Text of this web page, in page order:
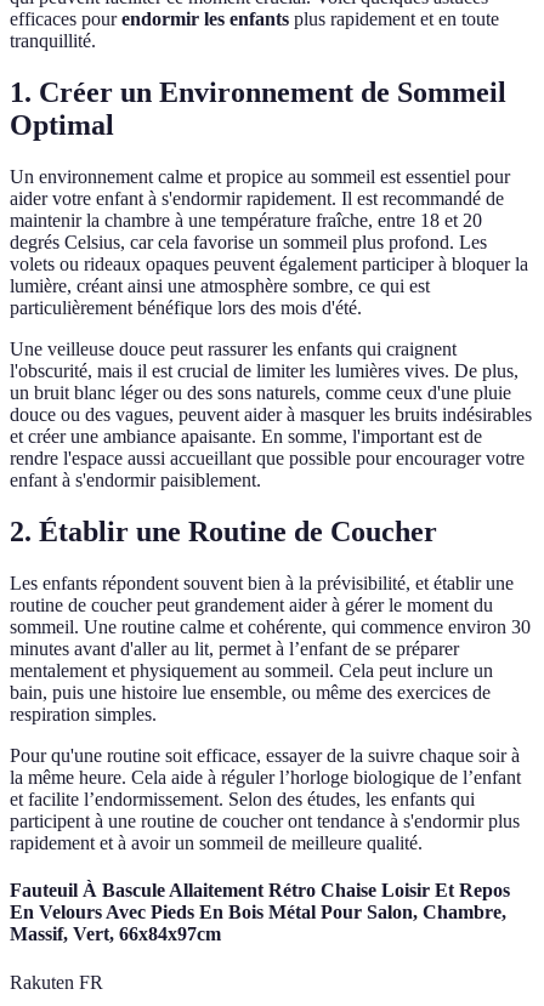
efficaces pourendormir les enfants plus rapidement et en toute
tranquillité.
1. Créer un Environnement de Sommeil
Optimal
Un environnement calme et propice au sommeil est essentiel pour
aider votre enfant à s'endormir rapidement. Il est recommandé de
maintenir la chambre à une température fraîche, entre 18 et 20
degrés Celsius, car cela favorise un sommeil plus profond. Les
volets ou rideaux opaques peuvent également participer à bloquer la
lumière, créant ainsi une atmosphère sombre, ce qui est
particulièrement bénéfique lors des mois d'été.
Une veilleuse douce peut rassurer les enfants qui craignent
l'obscurité, mais il est crucial de limiter les lumières vives. De plus,
un bruit blanc léger ou des sons naturels, comme ceux d'une pluie
douce ou des vagues, peuvent aider à masquer les bruits indésirables
et créer une ambiance apaisante. En somme, l'important est de
rendre l'espace aussi accueillant que possible pour encourager votre
enfant à s'endormir paisiblement.
2. Établir une Routine de Coucher
Les enfants répondent souvent bien à la prévisibilité, et établir une
routine de coucher peut grandement aider à gérer le moment du
sommeil. Une routine calme et cohérente, qui commence environ 30
minutes avant d'aller au lit, permet à l’enfant de se préparer
mentalement et physiquement au sommeil. Cela peut inclure un
bain, puis une histoire lue ensemble, ou même des exercices de
respiration simples.
Pour qu'une routine soit efficace, essayer de la suivre chaque soir à
la même heure. Cela aide à réguler l’horloge biologique de l’enfant
et facilite l’endormissement. Selon des études, les enfants qui
participent à une routine de coucher ont tendance à s'endormir plus
rapidement et à avoir un sommeil de meilleure qualité.
Fauteuil À Bascule Allaitement Rétro Chaise Loisir Et Repos
En Velours Avec Pieds En Bois Métal Pour Salon, Chambre,
Massif, Vert, 66x84x97cm
Rakuten FR